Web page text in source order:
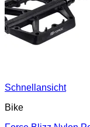
Schnellansicht
Bike